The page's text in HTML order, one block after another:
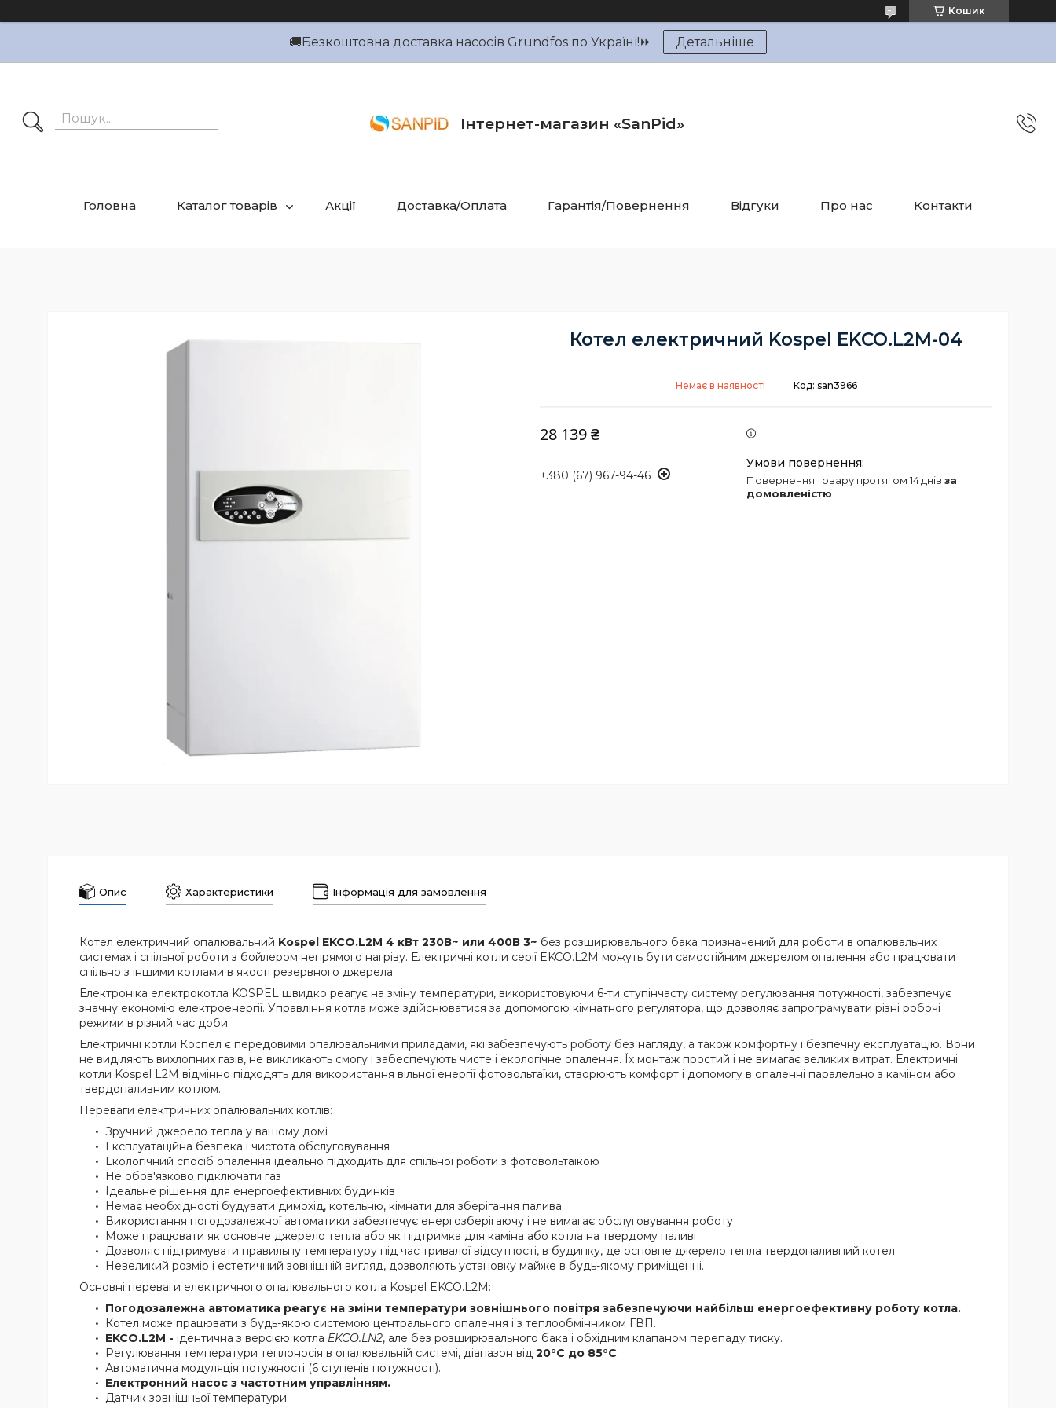
Кошик
🚚Безкоштовна доставка насосів Grundfos по Україні!⏩ Детальніше
Інтернет-магазин «SanPid»
Головна Каталог товарів Акції Доставка/Оплата Гарантія/Повернення Відгуки Про нас Контакти
Котел електричний Kospel EKCO.L2M-04
Немає в наявності Код: san3966
28 139 ₴
+380 (67) 967-94-46 повернення товару протягом 14 днів за
домовленістю
Опис Характеристики Інформація для замовлення
Котел електричний опалювальний Kospel EKCO.L2M 4 кВт 230В~ или 400В 3~ без розширювального бака призначений для роботи в опалювальних
системах і спільної роботи з бойлером непрямого нагріву. Електричні котли серії EKCO.L2M можуть бути самостійним джерелом опалення або працювати
спільно з іншими котлами в якості резервного джерела.
Електроніка електрокотла KOSPEL швидко реагує на зміну температури, використовуючи 6-ти ступінчасту систему регулювання потужності, забезпечує
значну економію електроенергії. Управління котла може здійснюватися за допомогою кімнатного регулятора, що дозволяє запрограмувати різні робочі
режими в різний час доби.
Електричні котли Коспел є передовими опалювальними приладами, які забезпечують роботу без нагляду, а також комфортну і безпечну експлуатацію. Вони
не виділяють вихлопних газів, не викликають смогу і забеспечують чисте і екологічне опалення. Їх монтаж простий і не вимагає великих витрат. Електричні
котли Kospel L2M відмінно підходять для використання вільної енергії фотовольтаїки, створюють комфорт і допомогу в опаленні паралельно з каміном або
твердопаливним котлом.
Переваги електричних опалювальних котлів:
Зручний джерело тепла у вашому домі
Експлуатаційна безпека і чистота обслуговування
Екологічний спосіб опалення ідеально підходить для спільної роботи з фотовольтаїкою
Не обов'язково підключати газ
Ідеальне рішення для енергоефективних будинків
Немає необхідності будувати димохід, котельню, кімнати для зберігання палива
Використання погодозалежної автоматики забезпечує енергозберігаючу і не вимагає обслуговування роботу
Може працювати як основне джерело тепла або як підтримка для каміна або котла на твердому паливі
Дозволяє підтримувати правильну температуру під час тривалої відсутності, в будинку, де основне джерело тепла твердопаливний котел
Невеликий розмір і естетичний зовнішній вигляд, дозволяють установку майже в будь-якому приміщенні.
Основні переваги електричного опалювального котла Kospel EKCO.L2M:
Погодозалежна автоматика реагує на зміни температури зовнішнього повітря забезпечуючи найбільш енергоефективну роботу котла.
Котел може працювати з будь-якою системою центрального опалення і з теплообмінником ГВП.
EKCO.L2M - ідентична з версією котла EKCO.LN2, але без розширювального бака і обхідним клапаном перепаду тиску.
Регулювання температури теплоносія в опалювальній системі, діапазон від 20°C до 85°C
Автоматична модуляція потужності (6 ступенів потужності).
Електронний насос з частотним управлінням.
Датчик зовнішньої температури.